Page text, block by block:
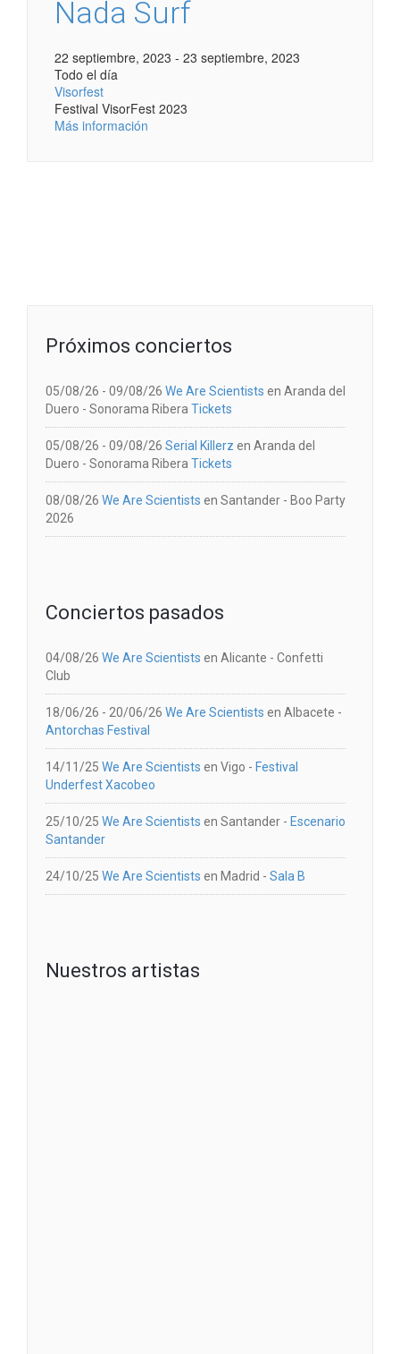
Nada Surf
22 septiembre, 2023 - 23 septiembre, 2023
Todo el día
Visorfest
Festival VisorFest 2023
Más información
Próximos conciertos
05/08/26 - 09/08/26 We Are Scientists en Aranda del
Duero - Sonorama Ribera Tickets
05/08/26 - 09/08/26 Serial Killerz en Aranda del
Duero - Sonorama Ribera Tickets
08/08/26 We Are Scientists en Santander - Boo Party
2026
Conciertos pasados
04/08/26 We Are Scientists en Alicante - Confetti
Club
18/06/26 - 20/06/26 We Are Scientists en Albacete -
Antorchas Festival
14/11/25 We Are Scientists en Vigo - Festival
Underfest Xacobeo
25/10/25 We Are Scientists en Santander - Escenario
Santander
24/10/25 We Are Scientists en Madrid - Sala B
Nuestros artistas